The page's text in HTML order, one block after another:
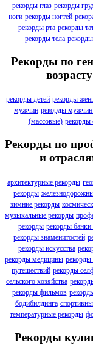
рекорды глаз рекорды
ноги рекорды ногтей
рекорды рта рекорды
рекорды тела
Рекорды по
возрасту
рекорды детей рекорды
мужчин рекорды
(массовые) рекорды
Рекорды по
и
архитектурные рекорды
рекорды
зимние рекорды
музыкальные рекорды
рекорды рекорды
рекорды знаменитостей
рекорды искусства
рекорды медицины
путешествий рекорды
сельского хозяйства
рекорды фильмов
бодибилдинга
температурные рекорды
Рекорды